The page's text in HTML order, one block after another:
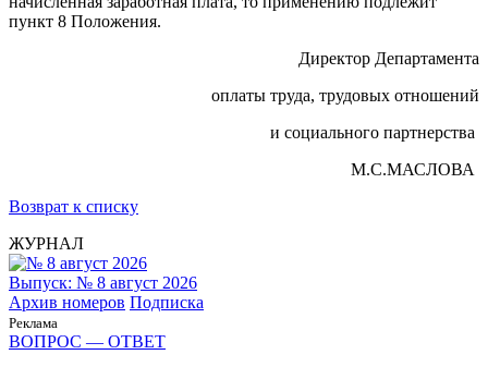
пункт 8 Положения.
Директор Департамента
оплаты труда, трудовых отношений
и социального партнерства
М.С.МАСЛОВА
Возврат к списку
ЖУРНАЛ
Выпуск: № 8 август 2026
Архив номеров Подписка
Реклама
ВОПРОС — ОТВЕТ